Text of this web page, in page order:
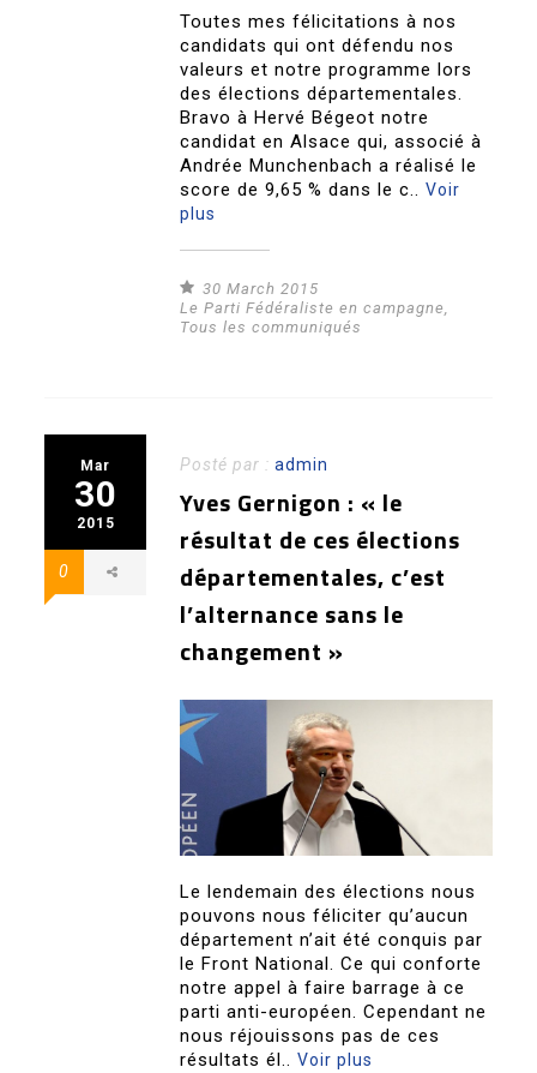
Toutes mes félicitations à nos
candidats qui ont défendu nos
valeurs et notre programme lors
des élections départementales.
Bravo à Hervé Bégeot notre
candidat en Alsace qui, associé à
Andrée Munchenbach a réalisé le
score de 9,65 % dans le c..Voir
plus
30 March 2015
Le Parti Fédéraliste en campagne,
Tous les communiqués
Mar
30
2015
0
Posté par :admin
Yves Gernigon : « le
résultat de ces élections
départementales, c’est
l’alternance sans le
changement »
Le lendemain des élections nous
pouvons nous féliciter qu’aucun
département n’ait été conquis par
le Front National. Ce qui conforte
notre appel à faire barrage à ce
parti anti-européen. Cependant ne
nous réjouissons pas de ces
résultats él..Voir plus